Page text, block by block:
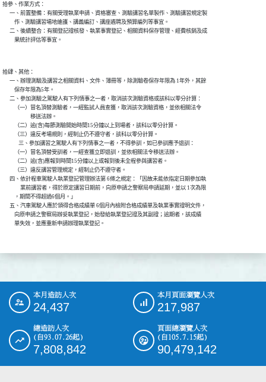
拾參、作業方式：
      一、前置整備：有關受理執業申請、資格審查、測驗講習名單製作、測驗講習規定製
          作、測驗講習場地維護、講義編訂、講座遴聘及預算編列等事宜。
      二、後續整合：有關登記證核發、執業事實登記、相關資料保存管理、經費核銷及成
          果統計評估等事宜。
拾肆、其他：
      一、辦理測驗及講習之相關資料、文件、簿冊等，除測驗卷保存年限為 1年外，其餘
          保存年限為5年。
      二、參加測驗之駕駛人有下列情事之一者，取消該次測驗資格或該科以零分計算：
          （一）冒名頂替測驗者，一經監試人員查獲，取消該次測驗資格，並依相關法令
          　　　移送法辦。
          （二）逾(含)每節測驗開始時間15分鐘以上到場者，該科以零分計算。
          （三）違反考場規則，經制止仍不遵守者，該科以零分計算。
三、參加講習之駕駛人有下列情事之一者，不得參訓，如已參訓應予退訓：
          （一）冒名頂替受訓者，一經查獲立即退訓，並依相關法令移送法辦。
          （二）逾(含)應報到時間15分鐘以上或報到後未全程參與講習者。
          （三）違反講習管理規定，經制止仍不遵守者。
      四、依計程車駕駛人執業登記管理辦法第 6條之規定：「因故未能依指定日期參加執
      　　業前講習者，得於原定講習日期前，向原申請之警察局申請延期，並以 1次為限
          ，期間不得超過6個月。」
      五、汽車駕駛人應於領得合格成績單 6個月內檢附合格成績單及執業事實證明文件，
          向原申請之警察局辦妥執業登記，始發給執業登記證及其副證；逾期者，該成績
          單失效，並應重新申請辦理執業登記。
::: 本月造訪人次
24,437
本月頁面瀏覽人次
217,987
總造訪人次
(自93.07.26起)
7,808,842
頁面總瀏覽人次
(自105.7.15起)
90,479,142